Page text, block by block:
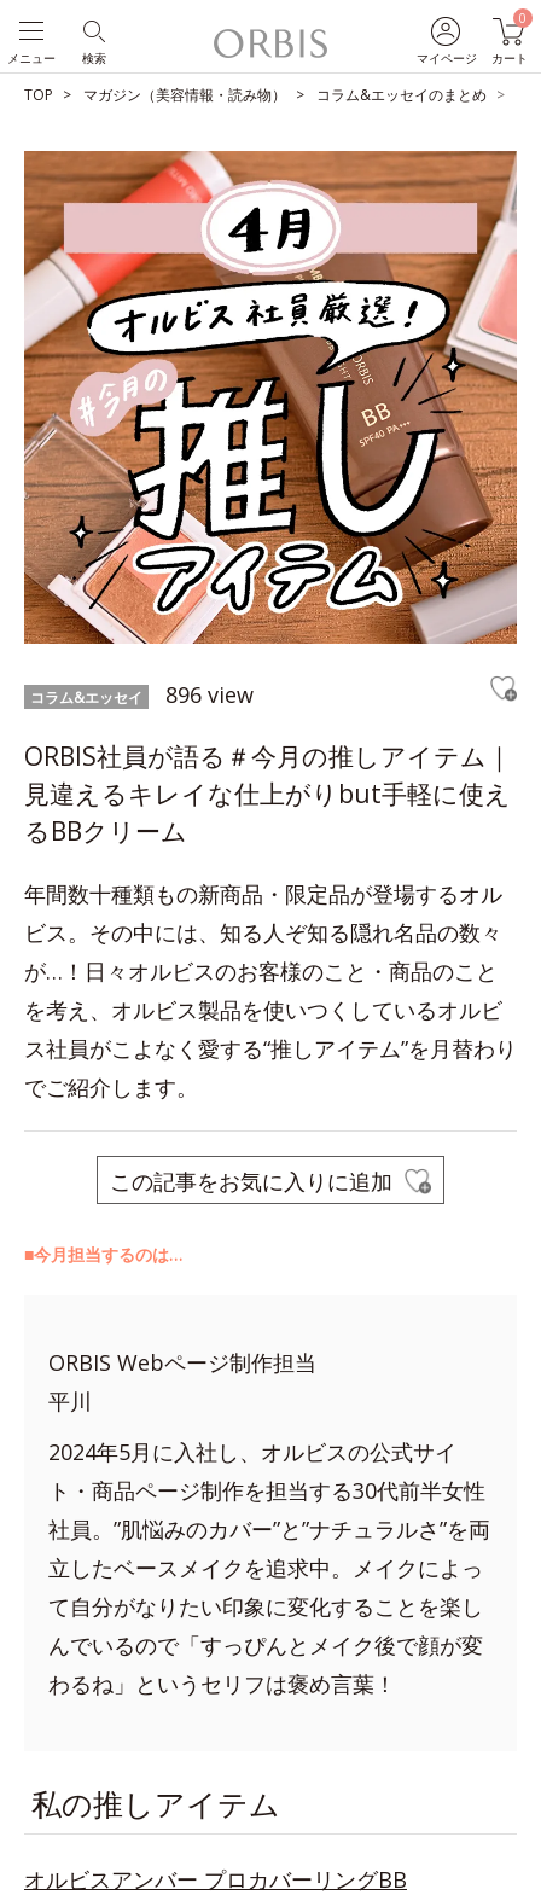
マイページ
0
カート
検索
メニュー
TOP マガジン（美容情報・読み物） コラム&エッセイのまとめ
コラム&エッセイ 896 view
ORBIS社員が語る＃今月の推しアイテム｜
見違えるキレイな仕上がりbut手軽に使え
るBBクリーム
年間数十種類もの新商品・限定品が登場するオル
ビス。その中には、知る人ぞ知る隠れ名品の数々
が…！日々オルビスのお客様のこと・商品のこと
を考え、オルビス製品を使いつくしているオルビ
ス社員がこよなく愛する“推しアイテム”を月替わり
でご紹介します。
この記事をお気に入りに追加
■今月担当するのは…
ORBIS Webページ制作担当
平川
2024年5月に入社し、オルビスの公式サイ
ト・商品ページ制作を担当する30代前半女性
社員。”肌悩みのカバー”と”ナチュラルさ”を両
立したベースメイクを追求中。メイクによっ
て自分がなりたい印象に変化することを楽し
んでいるので「すっぴんとメイク後で顔が変
わるね」というセリフは褒め言葉！
私の推しアイテム
オルビスアンバー プロカバーリングBB